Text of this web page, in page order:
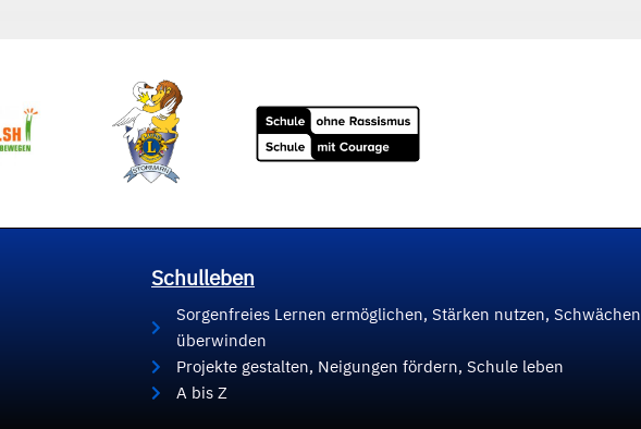
Schulleben
Sorgenfreies Lernen ermöglichen, Stärken nutzen, Schwächen
überwinden
Projekte gestalten, Neigungen fördern, Schule leben
A bis Z